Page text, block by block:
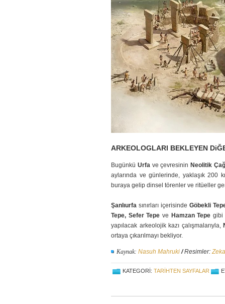
ARKEOLOGLARI BEKLEYEN
Bugünkü Urfave çevresinin Neolitik Çağ
aylarında ve günlerinde, yaklaşık 200
buraya gelip dinsel törenler ve ritüeller
Şanlıurfa sınırları içerisindeGöbekli
Tepe, Sefer Tepe ve Hamzan Tepe gibi
yapılacak arkeolojik kazı çalışmalarıyla,
ortaya çıkarılmayı bekliyor.
Kaynak: Nasuh Mahruki/Resimler:
KATEGORI: TARIHTEN SAYFALAR